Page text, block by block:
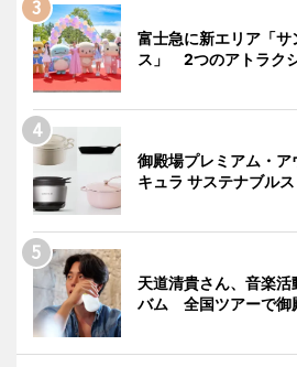
富士急に新エリア「サ
ス」 2つのアトラク
御殿場プレミアム・ア
キュラ サステナブルス
天道清貴さん、音楽
バム 全国ツアーで御